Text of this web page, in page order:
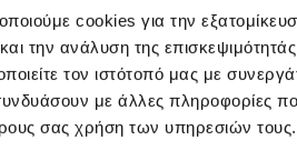
cookies για την
την ανάλυση της
τον ιστότοπό μας με
με άλλες πληροφορίες
σας χρήση των υπηρεσιών τους.
υποβάλουν την αίτησή τους
δικαιολογητικά:
Εξετάσεις 2023
ο υποψήφιος είναι μόνιμος